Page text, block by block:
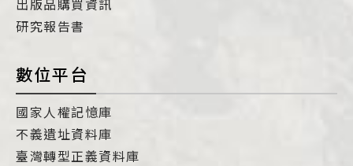
研究報告書
數位平台
國家人權記憶庫
不義遺址資料庫
臺灣轉型正義資料庫